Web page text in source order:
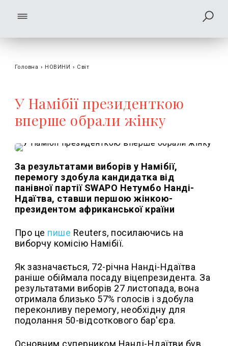
Головна › НОВИНИ › Світ
У Намібії президенткою
вперше обрали жінку
За результатами виборів у Намібії,
перемогу здобула кандидатка від
панівної партії SWAPO Нетумбо Нанді-
Ндаїтва, ставши першою жінкою-
президентом африканської країни
Про це пише Reuters, посилаючись на
виборчу комісію Намібії.
Як зазначається, 72-річна Нанді-Ндаїтва
раніше обіймала посаду віцепрезидента. За
результатами виборів 27 листопада, вона
отримала близько 57% голосів і здобула
переконливу перемогу, необхідну для
подолання 50-відсоткового бар'єра.
Основним суперником Нанді-Ндаїтви був